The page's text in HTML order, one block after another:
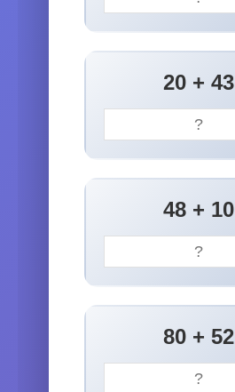
20 + 43
48 + 10
80 + 52